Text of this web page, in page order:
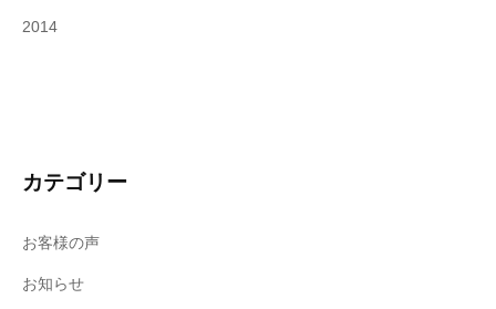
2014
カテゴリー
お客様の声
お知らせ